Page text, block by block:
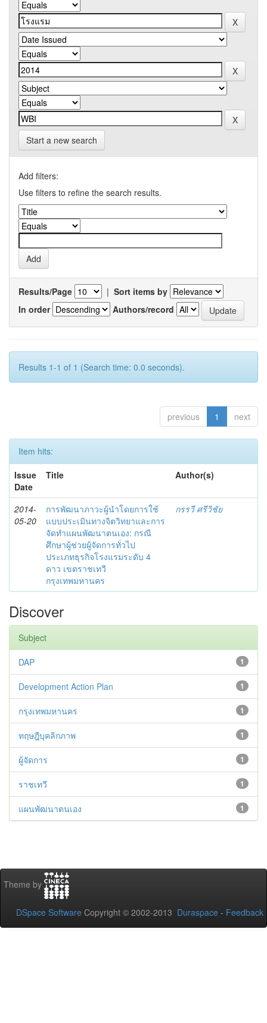
Start a new search
Add filters:
Use filters to refine the search results.
Results/Page | Sort items by
In order
Authors/record
Results 1-1 of 1 (Search time: 0.0 seconds).
previous 1 next
Item hits:
Issue
Date
Title Author(s)
2014-
05-20
การพัฒนาภาวะผู้นำโดยการใช้
แบบประเมินทางจิตวิทยาและการ
จัดทำแผนพัฒนาตนเอง: กรณี
ศึกษาผู้ช่วยผู้จัดการทั่วไป
ประเภทธุรกิจโรงแรมระดับ 4
ดาว เขตราชเทวี
กรุงเทพมหานคร
กรรวี ศรีวิชัย
Discover
Subject
1
DAP
1
Development Action Plan
1
กรุงเทพมหานคร
1
ทฤษฎีบุคลิกภาพ
1
ผู้จัดการ
1
ราชเทวี
1
แผนพัฒนาตนเอง
Theme by
DSpace Software Copyright © 2002-2013 Duraspace - Feedback